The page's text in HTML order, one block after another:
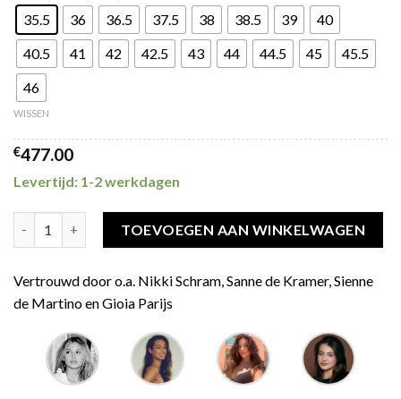
35.5 36 36.5 37.5 38 38.5 39
40
40.5
41 42 42.5 43 44 44.5 45
45.5
46
WISSEN
€477.00
Levertijd: 1-2 werkdagen
TOEVOEGEN AAN WINKELWAGEN
Vertrouwd door o.a. Nikki Schram, Sanne de Kramer, Sienne
de Martino en Gioia Parijs